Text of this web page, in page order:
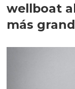
wellboat
más